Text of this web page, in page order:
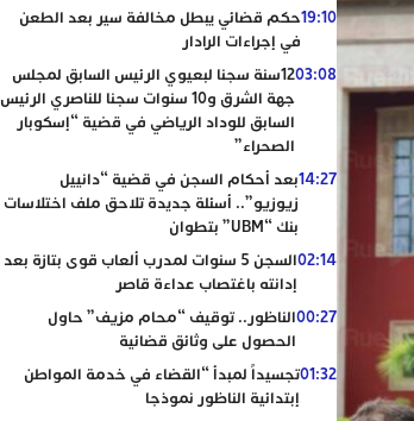
19:10حكم قضائي يبطل مخالفة سير بعد الطعن
في إجراءات الرادار
03:08
12سنة سجنا لبعيوي الرئيس السابق لمجلس
جهة الشرق و10 سنوات سجنا للناصري الرئيس
السابق للوداد الرياضي في قضية “إسكوبار
الصحراء”
14:27بعد أحكام السجن في قضية “دانييل
زيوزيو”.. أسئلة جديدة تلاحق ملف اختلاسات
بنك “UBM” بتطوان
02:14
السجن 5 سنوات لمدرب ألعاب قوى بتازة بعد
إدانته باغتصاب عداءة قاصر
00:27الناظور.. توقيف “محام مزيف” حاول
الحصول على وثائق قضائية
01:32تجسيداً لمبدأ “القضاء في خدمة المواطن
إبتدائية الناظور نموذجا